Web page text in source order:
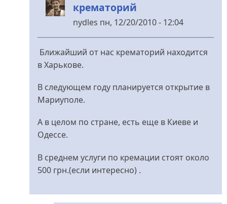
крематорий
nydles пн, 12/20/2010 - 12:04
У
відповідь
у
нас
городе
Bitch
Girl
Ближайший от нас крематорий находится
в Харькове.
В следующем году планируется открытие в
Мариуполе.
А в целом по стране, есть еще в Киеве и
Одессе.
В среднем услуги по кремации стоят около
500 грн.(если интересно) .